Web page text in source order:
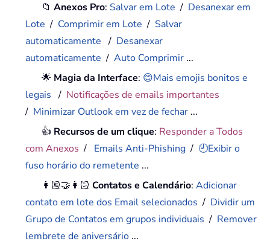
📁Anexos Pro: Salvar em Lote / Desanexar em
Lote / Comprimir em Lote / Salvar
automaticamente / Desanexar
automaticamente /Auto Comprimir ...
🌟 Magia da Interface: 😊Mais emojis bonitos e
legais / Notificações de emails importantes
/ Minimizar Outlook em vez de fechar ...
👍 Recursos de um clique: Responder a Todos
com Anexos / Emails Anti-Phishing / 🕘Exibir o
fuso horário do remetente ...
👩🏼‍🤝‍👩🏻Contatos e Calendário:Adicionar
contato em lote dos Email selecionados / Dividir um
Grupo de Contatos em grupos individuais / Remover
lembrete de aniversário ...